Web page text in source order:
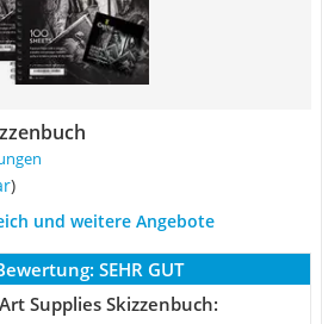
)
und weitere Angebote
SEHR GUT
Supplies Skizzenbuch: